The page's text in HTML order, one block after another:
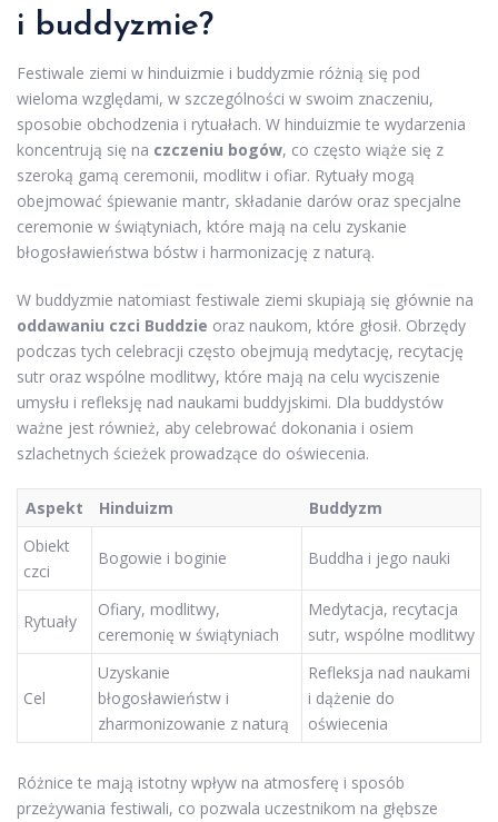
i buddyzmie?
Festiwale ziemi w hinduizmie i buddyzmie różnią się pod
wieloma względami, w szczególności w swoim znaczeniu,
sposobie obchodzenia i rytuałach. W hinduizmie te wydarzenia
koncentrują się na czczeniu bogów, co często wiąże się z
szeroką gamą ceremonii, modlitw i ofiar. Rytuały mogą
obejmować śpiewanie mantr, składanie darów oraz specjalne
ceremonie w świątyniach, które mają na celu zyskanie
błogosławieństwa bóstw i harmonizację z naturą.
W buddyzmie natomiast festiwale ziemi skupiają się głównie na
oddawaniu czci Buddzie oraz naukom, które głosił. Obrzędy
podczas tych celebracji często obejmują medytację, recytację
sutr oraz wspólne modlitwy, które mają na celu wyciszenie
umysłu i refleksję nad naukami buddyjskimi. Dla buddystów
ważne jest również, aby celebrować dokonania i osiem
szlachetnych ścieżek prowadzące do oświecenia.
Aspekt Hinduizm
Buddyzm
Obiekt
czci
Bogowie i boginie Buddha i jego nauki
Rytuały
Ofiary, modlitwy,
ceremonię w świątyniach
Medytacja, recytacja
sutr, wspólne modlitwy
Cel
Uzyskanie
błogosławieństw i
zharmonizowanie z naturą
Refleksja nad naukami
i dążenie do
oświecenia
Różnice te mają istotny wpływ na atmosferę i sposób
przeżywania festiwali, co pozwala uczestnikom na głębsze